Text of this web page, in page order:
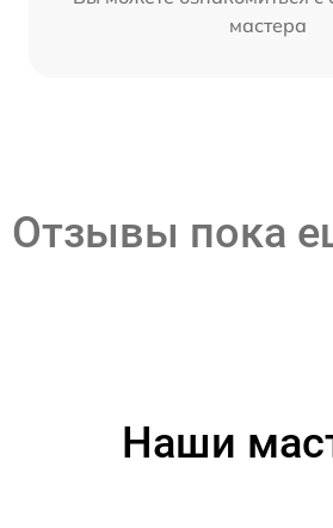
мастера
Отзывы пока
Наши